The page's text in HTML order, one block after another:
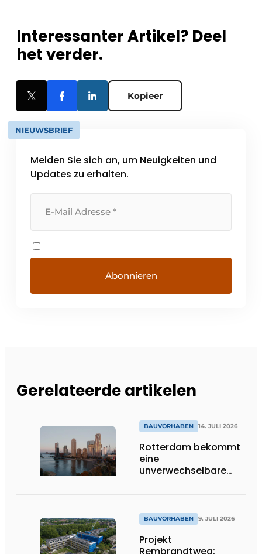
Interessanter Artikel? Deel
het verder.
Kopieer
NIEUWSBRIEF
Melden Sie sich an, um Neuigkeiten und
Updates zu erhalten.
Gerelateerde artikelen
BAUVORHABEN 14. JULI 2026
Rotterdam bekommt
eine
unverwechselbare
BAUVORHABEN 9. JULI 2026
Projekt
Rembrandtweg: